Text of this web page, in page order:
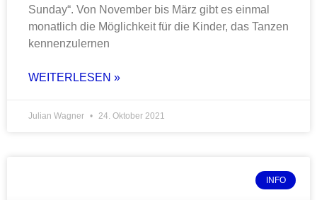
Sunday“. Von November bis März gibt es einmal
monatlich die Möglichkeit für die Kinder, das Tanzen
kennenzulernen
WEITERLESEN »
Julian Wagner 24. Oktober 2021
INFO